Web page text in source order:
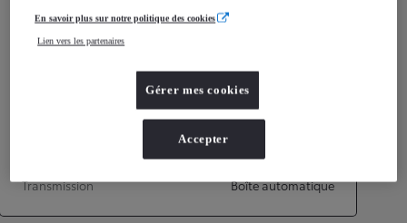
Performances
Transmission
Boîte automatique
En savoir plus sur notre politique des cookies
Lien vers les partenaires
Gérer mes cookies
Accepter